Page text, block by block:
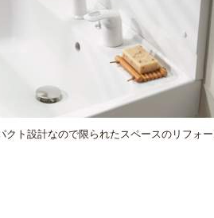
ト設計なので限られたスペースのリフォー